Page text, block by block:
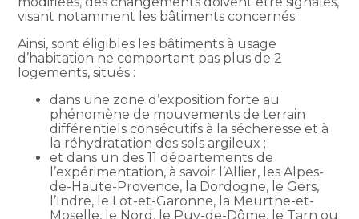
visant notamment les bâtiments concernés.
Ainsi, sont éligibles les bâtiments à usage
d’habitation ne comportant pas plus de 2
logements, situés :
dans une zone d’exposition forte au
phénomène de mouvements de terrain
différentiels consécutifs à la sécheresse et à
la réhydratation des sols argileux ;
et dans un des 11 départements de
l’expérimentation, à savoir l’Allier, les Alpes-
de-Haute-Provence, la Dordogne, le Gers,
l’Indre, le Lot-et-Garonne, la Meurthe-et-
Moselle, le Nord, le Puy-de-Dôme, le Tarn ou